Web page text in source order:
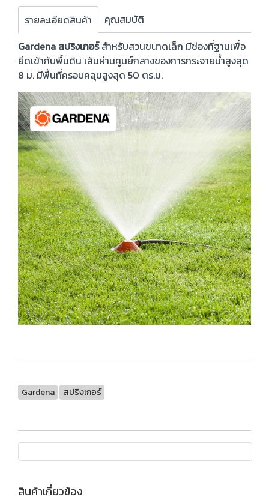
รายละเอียดสินค้า
คุณสมบัติ
Gardena สปริงเกอร์สำหรับสวนขนาดเล็ก มีช่องที่ฐานเพื่อ
ยึดเข้ากับพื้นดิน เส้นผ่านศูนย์กลางของการกระจายน้ำสูงสุด
8 ม. มีพื้นที่ครอบคลุมสูงสุด 50 ตร.ม.
Gardena สปริงเกอร์
สินค้าเกี่ยวข้อง